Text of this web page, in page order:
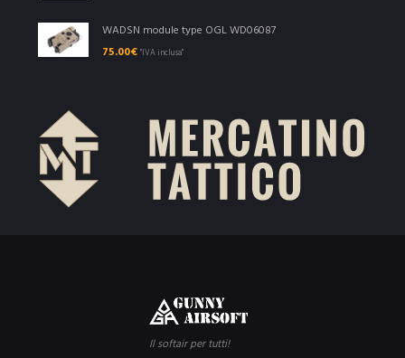
WADSN module type OGL WD06087
75.00€ "IVA inclusa"
Il softair per tutti!